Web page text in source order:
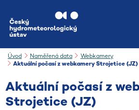
Úvod Naměřená data
Webkamery
Aktuální počasí z webkamery Strojetice (JZ)
Aktuální počasí z
Strojetice (JZ)